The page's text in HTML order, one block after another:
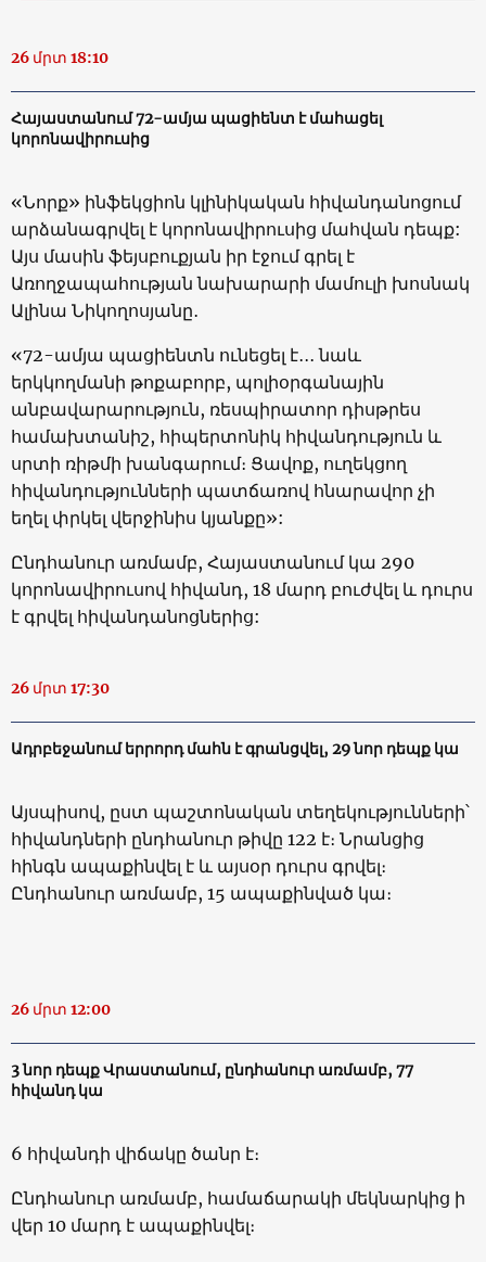
26 մրտ 18:10
Հայաստանում 72-ամյա պացիենտ է մահացել
կորոնավիրուսից
«Նորք» ինֆեկցիոն կլինիկական հիվանդանոցում
արձանագրվել է կորոնավիրուսից մահվան դեպք:
Այս մասին ֆեյսբուքյան իր էջում գրել է
Առողջապահության նախարարի մամուլի խոսնակ
Ալինա Նիկողոսյանը․
«72-ամյա պացիենտն ունեցել է․․․ նաև
երկկողմանի թոքաբորբ, պոլիօրգանային
անբավարարություն, ռեսպիրատոր դիսթրես
համախտանիշ, հիպերտոնիկ հիվանդություն և
սրտի ռիթմի խանգարում։ Ցավոք, ուղեկցող
հիվանդությունների պատճառով հնարավոր չի
եղել փրկել վերջինիս կյանքը»:
Ընդհանուր առմամբ, Հայաստանում կա 290
կորոնավիրուսով հիվանդ, 18 մարդ բուժվել և դուրս
է գրվել հիվանդանոցներից:
26 մրտ 17:30
Ադրբեջանում երրորդ մահն է գրանցվել, 29 նոր դեպք կա
Այսպիսով, ըստ պաշտոնական տեղեկությունների՝
հիվանդների ընդհանուր թիվը 122 է։ Նրանցից
հինգն ապաքինվել է և այսօր դուրս գրվել։
Ընդհանուր առմամբ, 15 ապաքինված կա։
26 մրտ 12:00
3 նոր դեպք Վրաստանում, ընդհանուր առմամբ, 77
հիվանդ կա
6 հիվանդի վիճակը ծանր է։
Ընդհանուր առմամբ, համաճարակի մեկնարկից ի
վեր 10 մարդ է ապաքինվել։